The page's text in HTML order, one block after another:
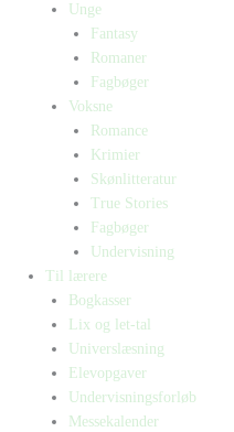
Unge
Fantasy
Romaner
Fagbøger
Voksne
Romance
Krimier
Skønlitteratur
True Stories
Fagbøger
Undervisning
Til lærere
Bogkasser
Lix og let-tal
Universlæsning
Elevopgaver
Undervisningsforløb
Messekalender